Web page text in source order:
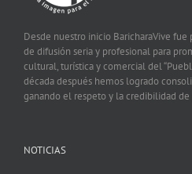
Desde nuestro inicio BaricharaVive
de difusión seria y profesional para
cultural, turística y comercial del
década después hemos logrado
ganando el respeto y la credibilidad de
NOTICIAS